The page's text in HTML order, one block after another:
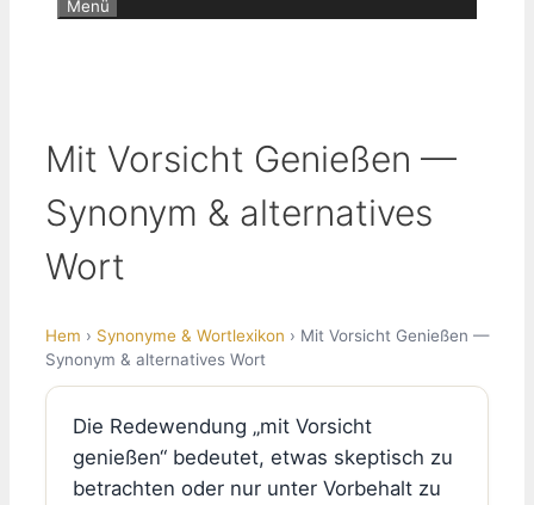
Menü
Mit Vorsicht Genießen —
Synonym & alternatives
Wort
Hem › Synonyme & Wortlexikon › Mit Vorsicht Genießen —
Synonym & alternatives Wort
Die Redewendung „mit Vorsicht
genießen“ bedeutet, etwas skeptisch zu
betrachten oder nur unter Vorbehalt zu